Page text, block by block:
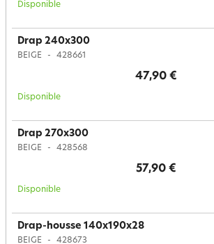
Disponible
Drap 240x300
BEIGE 428661
47,90 €
Disponible
Drap 270x300
BEIGE 428568
57,90 €
Disponible
Drap-housse 140x190x28
BEIGE 428673